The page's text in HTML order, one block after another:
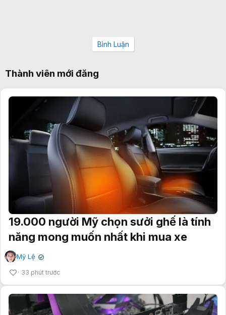
Bình Luận
Thành viên mới đăng
19.000 người Mỹ chọn sưởi ghế là tính
năng mong muốn nhất khi mua xe
Mỹ Lệ ✔
33 phút trước